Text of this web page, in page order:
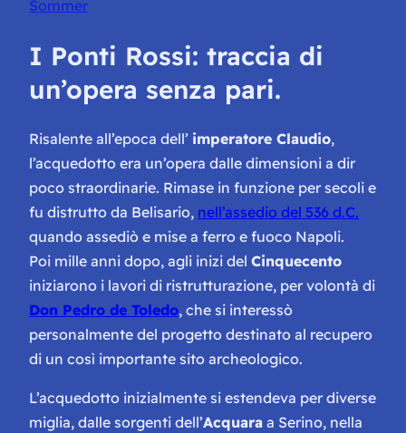
Sommer
I Ponti Rossi: traccia di
un’opera senza pari.
Risalente all’epoca dell’ imperatore Claudio,
l’acquedotto era un’opera dalle dimensioni a dir
poco straordinarie. Rimase in funzione per secoli e
fu distrutto da Belisario, nell’assedio del 536 d.C.
quando assediò e mise a ferro e fuoco Napoli.
Poi mille anni dopo, agli inizi del Cinquecento
iniziarono i lavori di ristrutturazione, per volontà di
Don Pedro de Toledo, che si interessò
personalmente del progetto destinato al recupero
di un così importante sito archeologico.
L’acquedotto inizialmente si estendeva per diverse
miglia, dalle sorgenti dell’Acquara a Serino, nella